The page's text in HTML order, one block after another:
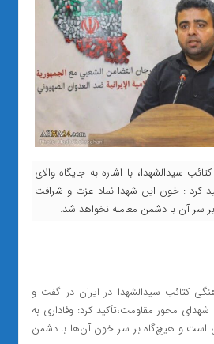
سیدالشهدا، با اشاره به جایگاه والای
کرد : خون این شهدا نماد عزت و شرافت
سر آن با دشمن معامله نخواهد شد.
کتائب سیدالشهدا در ایران در گفت و
محور مقاومت،تأکید کرد: وفاداری به
است و هیچ‌گاه بر سر خون آن‌ها با دشمن